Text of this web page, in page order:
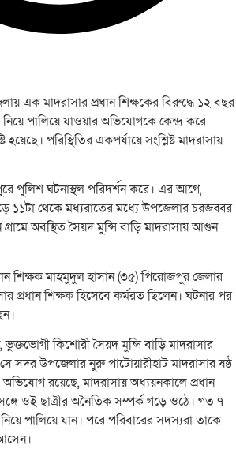
এক মাদরাসার প্রধান শিক্ষকের বিরুদ্ধে ১২ বছর
পালিয়ে যাওয়ার অভিযোগকে কেন্দ্র করে
পরিস্থিতির একপর্যায়ে সংশ্লিষ্ট মাদরাসায়
পুলিশ ঘটনাস্থল পরিদর্শন করে। এর আগে,
১১টা থেকে মধ্যরাতের মধ্যে উপজেলার চরজব্বর
অবস্থিত সৈয়দ মুন্সি বাড়ি মাদরাসায় আগুন
শিক্ষক মাহমুদুল হাসান (৩৫) পিরোজপুর জেলার
প্রধান শিক্ষক হিসেবে কর্মরত ছিলেন। ঘটনার পর
ভুক্তভোগী কিশোরী সৈয়দ মুন্সি বাড়ি মাদরাসার
সে সদর উপজেলার নুরু পাটোয়ারীহাট মাদরাসার ষষ্ঠ
রয়েছে, মাদরাসায় অধ্যয়নকালে প্রধান
ওই ছাত্রীর অনৈতিক সম্পর্ক গড়ে ওঠে। গত ৭
পালিয়ে যান। পরে পরিবারের সদস্যরা তাকে